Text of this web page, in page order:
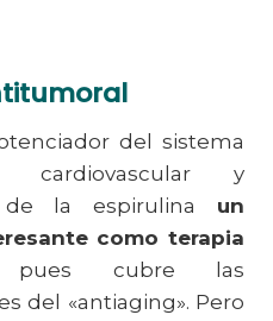
del sistema
cardiovascular y
de la espirulina un
como terapia
cubre las
del «antiaging». Pero